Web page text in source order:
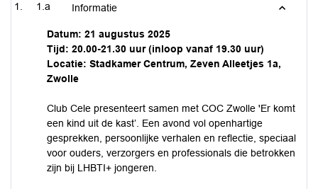
1.a Informatie
Datum: 21 augustus 2025
Tijd: 20.00-21.30 uur (inloop vanaf 19.30 uur)
Locatie: Stadkamer Centrum, Zeven Alleetjes 1a,
Zwolle
Club Cele presenteert samen met COC Zwolle 'Er komt
een kind uit de kast’. Een avond vol openhartige
gesprekken, persoonlijke verhalen en reflectie, speciaal
voor ouders, verzorgers en professionals die betrokken
zijn bij LHBTI+ jongeren.